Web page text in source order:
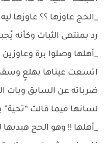
_الحج عاوزها ؟؟ عاوزها
رد بمنتهى الثبات وكأنه
_أهلها وصلوا برة وعاوزين
اتسعت عيناها بهلعٍ
ضرباته عن السابق وبات
لسانها فيما قالت “تحية”
_أهلها !! وهو الحج هيديها